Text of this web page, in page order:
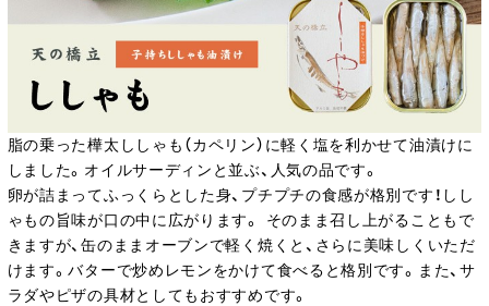
脂の乗った樺太ししゃも（カペリン）に軽く塩を利かせて油漬けに
しました。オイルサーディンと並ぶ、人気の品です。
卵が詰まってふっくらとした身、プチプチの食感が格別です！しし
ゃもの旨味が口の中に広がります。 そのまま召し上がることもで
きますが、缶のままオーブンで軽く焼くと、さらに美味しくいただ
けます。バターで炒めレモンをかけて食べると格別です。また、サ
ラダやピザの具材としてもおすすめです。